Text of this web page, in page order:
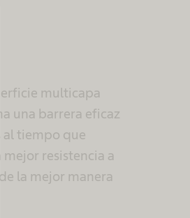
multicapa
una barrera eficaz
al tiempo que
resistencia a
la mejor manera